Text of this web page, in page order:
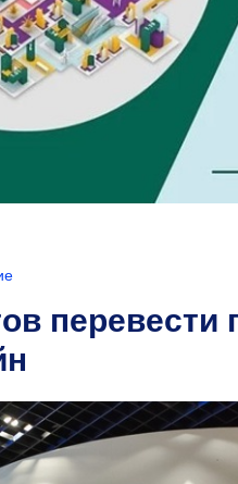
перевести